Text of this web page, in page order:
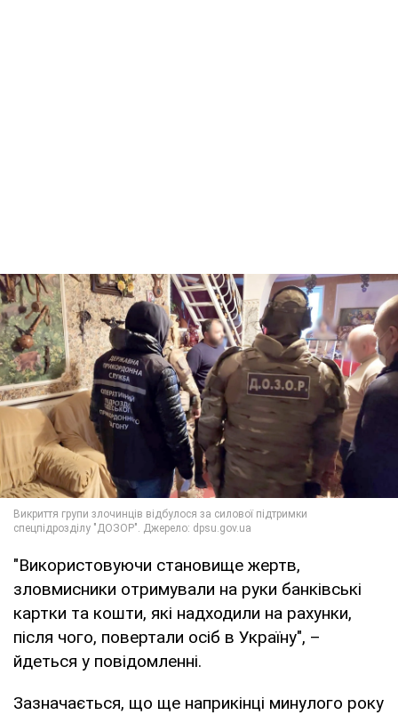
"Використовуючи становище жертв,
зловмисники отримували на руки банківські
картки та кошти, які надходили на рахунки,
після чого, повертали осіб в Україну", –
йдеться у повідомленні.
Зазначається, що ще наприкінці минулого року